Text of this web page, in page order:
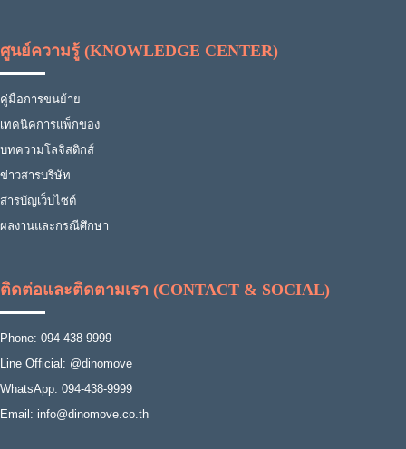
ศูนย์ความรู้ (KNOWLEDGE CENTER)
คู่มือการขนย้าย
เทคนิคการแพ็กของ
บทความโลจิสติกส์
ข่าวสารบริษัท
สารบัญเว็บไซต์
ผลงานและกรณีศึกษา
ติดต่อและติดตามเรา (CONTACT & SOCIAL)
Phone: 094-438-9999
Line Official: @dinomove
WhatsApp: 094-438-9999
Email: info@dinomove.co.th